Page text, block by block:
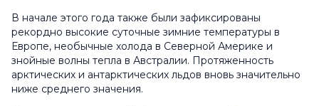
В начале этого года также были зафиксированы
рекордно высокие суточные зимние температуры в
Европе, необычные холода в Северной Америке и
знойные волны тепла в Австралии. Протяженность
арктических и антарктических льдов вновь значительно
ниже среднего значения.